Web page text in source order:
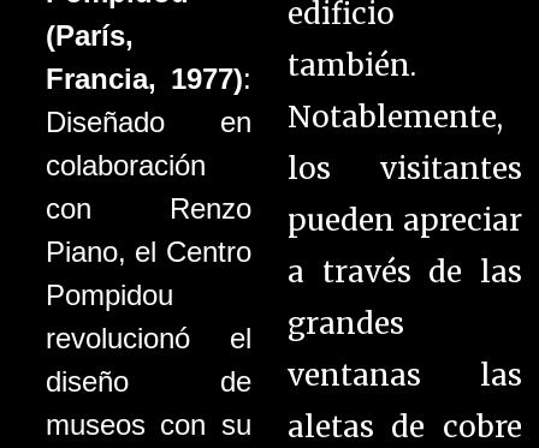
(París,
Francia, 1977):
Diseñado en
colaboración
con Renzo
Piano, el Centro
Pompidou
revolucionó el
diseño de
museos con su
edificio
también.
Notablemente,
los visitantes
pueden apreciar
a través de las
grandes
ventanas las
aletas de cobre